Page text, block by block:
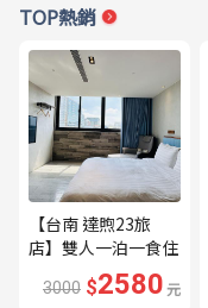
TOP熱銷
【台南 達煦23旅
店】雙人一泊一食住
宿券---🔥近海安路
商圈🔥
3000 $2580元